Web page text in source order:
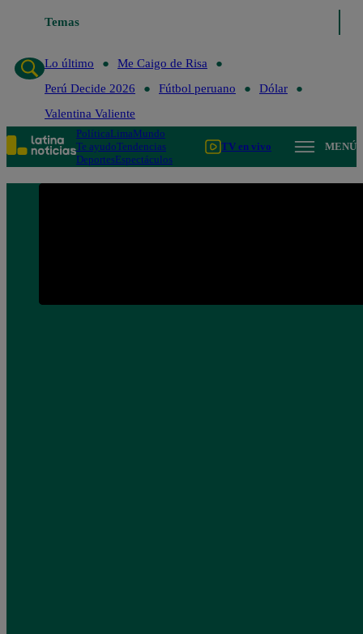
Temas
Lo último
Me Caigo de Risa
Perú Decide 2026
Fútbol peruano
Dólar
Valentina Valiente
PolíticaLimaMundo
Te ayudoTendencias
DeportesEspectáculos
TV en vivo MENÚ